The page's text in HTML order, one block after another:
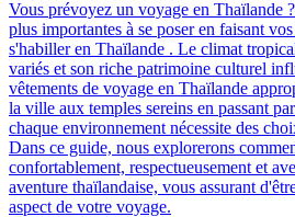
Vous prévoyez un voyage en Thaïlande
plus importantes à se poser en faisant
s'habiller en Thaïlande . Le climat
variés et son riche patrimoine culturel
vêtements de voyage en Thaïlande
la ville aux temples sereins en passant
chaque environnement nécessite des
Dans ce guide, nous explorerons
confortablement, respectueusement et
aventure thaïlandaise, vous assurant
aspect de votre voyage.